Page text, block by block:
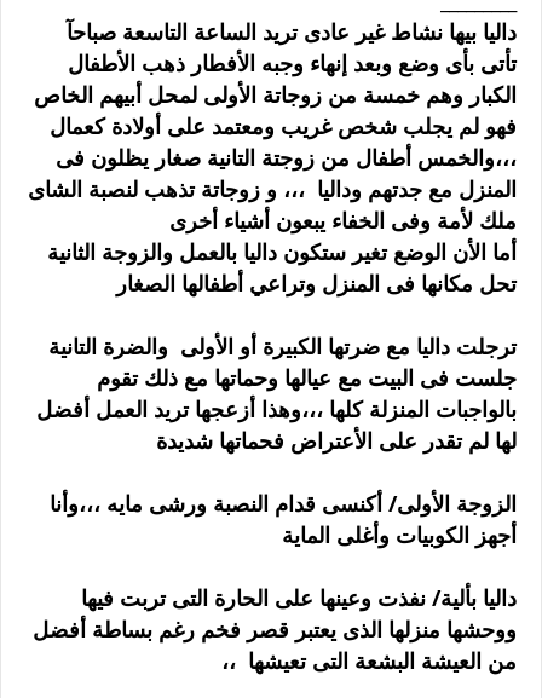
داليا بيها نشاط غير عادى تريد الساعة التاسعة صباحآ
تأتى بأى وضع وبعد إنهاء وجبه الأفطار ذهب الأطفال
الكبار وهم خمسة من زوجاتة الأولى لمحل أبيهم الخاص
فهو لم يجلب شخص غريب ومعتمد على أولادة كعمال
،،،والخمس أطفال من زوجتة التانية صغار يظلون فى
المنزل مع جدتهم وداليا ،،، و زوجاتة تذهب لنصبة الشاى
ملك لأمة وفى الخفاء يبعون أشياء أخرى
أما الأن الوضع تغير ستكون داليا بالعمل والزوجة الثانية
تحل مكانها فى المنزل وتراعي أطفالها الصغار
ترجلت داليا مع ضرتها الكبيرة أو الأولى والضرة التانية
جلست فى البيت مع عيالها وحماتها مع ذلك تقوم
بالواجبات المنزلة كلها ،،،وهذا أزعجها تريد العمل أفضل
لها لم تقدر على الأعتراض فحماتها شديدة
الزوجة الأولى/ أكنسى قدام النصبة ورشى مايه ،،،وأنا
أجهز الكوبيات وأغلى الماية
داليا بألية/ نفذت وعينها على الحارة التى تربت فيها
ووحشها منزلها الذى يعتبر قصر فخم رغم بساطة أفضل
من العيشة البشعة التى تعيشها ،،